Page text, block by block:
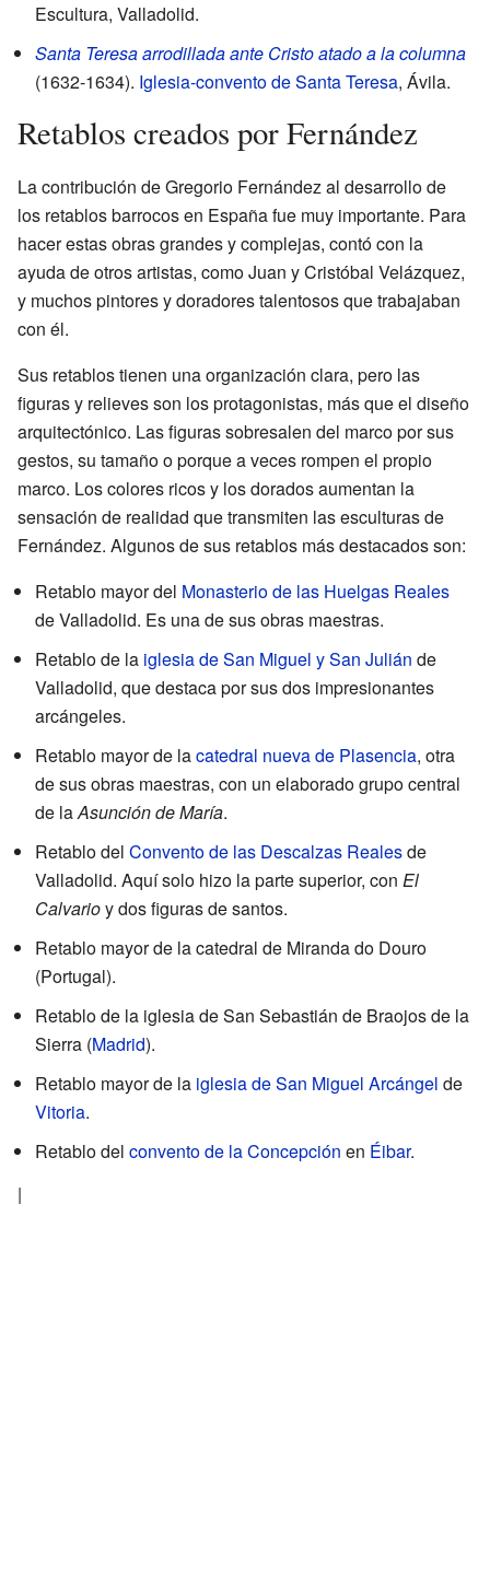
Escultura, Valladolid.
Santa Teresa arrodillada ante Cristo atado a la columna
(1632-1634). Iglesia-convento de Santa Teresa, Ávila.
Retablos creados por Fernández
La contribución de Gregorio Fernández al desarrollo de
los retablos barrocos en España fue muy importante. Para
hacer estas obras grandes y complejas, contó con la
ayuda de otros artistas, como Juan y Cristóbal Velázquez,
y muchos pintores y doradores talentosos que trabajaban
con él.
Sus retablos tienen una organización clara, pero las
figuras y relieves son los protagonistas, más que el diseño
arquitectónico. Las figuras sobresalen del marco por sus
gestos, su tamaño o porque a veces rompen el propio
marco. Los colores ricos y los dorados aumentan la
sensación de realidad que transmiten las esculturas de
Fernández. Algunos de sus retablos más destacados son:
Retablo mayor del Monasterio de las Huelgas Reales
de Valladolid. Es una de sus obras maestras.
Retablo de la iglesia de San Miguel y San Julián de
Valladolid, que destaca por sus dos impresionantes
arcángeles.
Retablo mayor de lacatedral nueva de Plasencia, otra
de sus obras maestras, con un elaborado grupo central
de laAsunción de María.
Retablo del Convento de las Descalzas Realesde
Valladolid. Aquí solo hizo la parte superior, con El
Calvarioy dos figuras de santos.
Retablo mayor de la catedral de Miranda do Douro
(Portugal).
Retablo de la iglesia de San Sebastián de Braojos de la
Sierra (Madrid).
Retablo mayor de la iglesia de San Miguel Arcángel de
Vitoria.
Retablo del convento de la Concepción en Éibar.
|